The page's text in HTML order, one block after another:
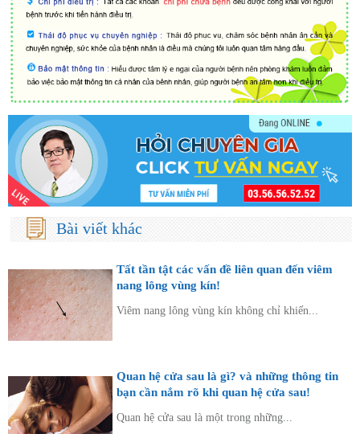
Bài viết khác
Tất tần tật các vấn đề liên quan đến viêm
nang lông vùng kín!
Viêm nang lông vùng kín không chỉ khiến...
Quan hệ cửa sau là gì? và những thông tin
bạn cần nắm rõ khi quan hệ cửa sau!
Quan hệ cửa sau là một trong những...